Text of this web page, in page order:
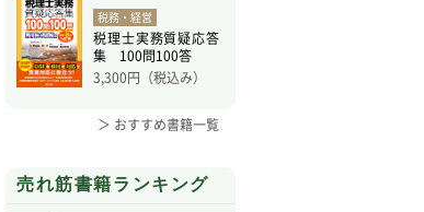
税務・経営
税理士実務質疑応答
集 100問100答
3,300円（税込み）
＞ おすすめ書籍一覧
売れ筋書籍ランキング